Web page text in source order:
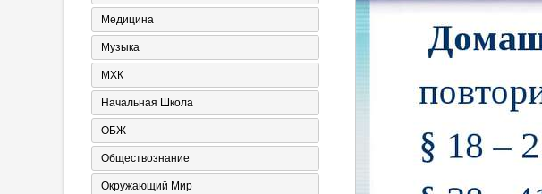
Медицина
Музыка
МХК
Начальная Школа
ОБЖ
Обществознание
Окружающий Мир